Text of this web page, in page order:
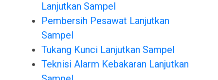
Lanjutkan Sampel
Pembersih Pesawat Lanjutkan
Sampel
Tukang Kunci Lanjutkan Sampel
Teknisi Alarm Kebakaran Lanjutkan